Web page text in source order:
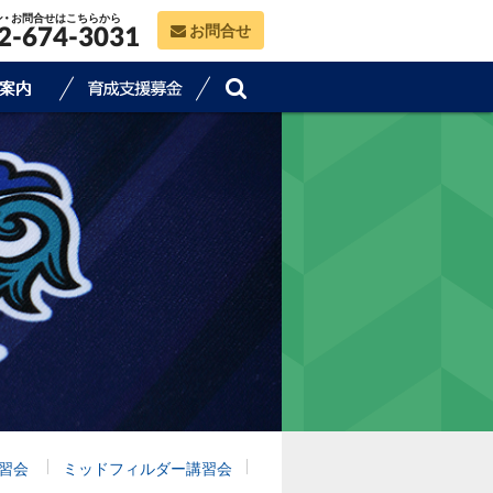
お問合せはこちらから
674-3031 お問合せ
会 ミッドフィルダー講習会